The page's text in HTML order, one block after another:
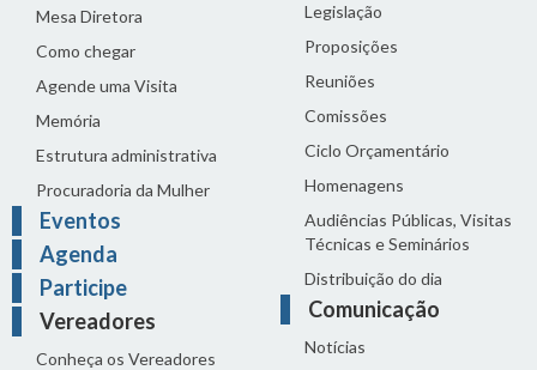
Mesa Diretora
Como chegar
Agende uma Visita
Memória
Estrutura administrativa
Procuradoria da Mulher
Eventos
Agenda
Participe
Vereadores
Conheça os Vereadores
Legislação
Proposições
Reuniões
Comissões
Ciclo Orçamentário
Homenagens
Audiências Públicas, Visitas
Técnicas e Seminários
Distribuição do dia
Comunicação
Notícias